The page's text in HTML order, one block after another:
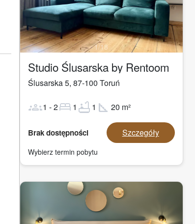
1/18
Studio Ślusarska by Rentoom
Ślusarska 5, 87-100 Toruń
groups1 -2bed 1 bathtub 1 square_foot 20 m²
Brak dostępności Szczegóły
Wybierz termin pobytu